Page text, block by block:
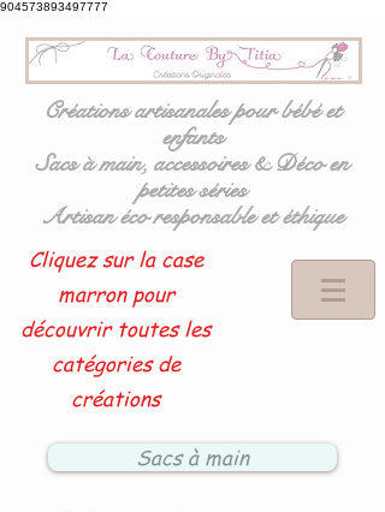
904573893497777
Créations artisanales pour bébé et
enfants
Sacs à main, accessoires & Déco en
petites séries
Artisan éco responsable et éthique
Cliquez sur la case
marron pour
découvrir toutes les
catégories de
créations
Sacs à main